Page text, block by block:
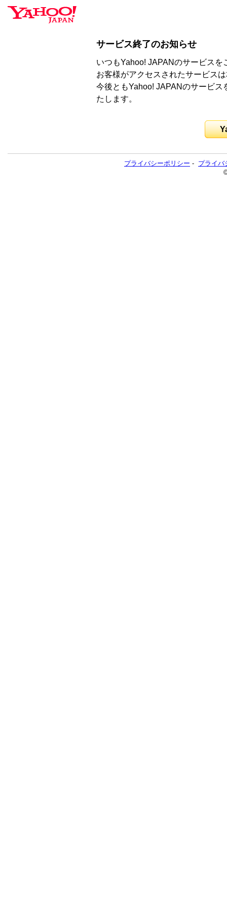
サービス終了のお知らせ
いつもYahoo! JAPANのサービス
お客様がアクセスされたサービス
今後ともYahoo! JAPANのサービ
たします。
プライバシーポリシー - プライバ